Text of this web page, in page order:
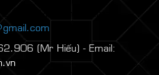
(Mr Hiếu) - Email: